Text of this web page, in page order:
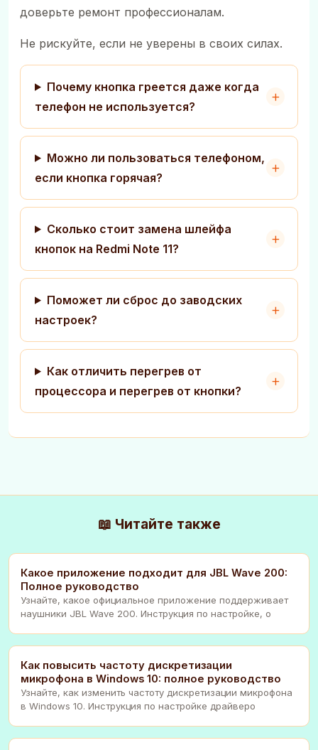
доверьте ремонт профессионалам.
Не рискуйте, если не уверены в своих силах.
Почему кнопка греется даже когда
телефон не используется?
Можно ли пользоваться телефоном,
если кнопка горячая?
Сколько стоит замена шлейфа
кнопок на Redmi Note 11?
Поможет ли сброс до заводских
настроек?
Как отличить перегрев от
процессора и перегрев от кнопки?
📖 Читайте также
Какое приложение подходит для JBL Wave 200:
Полное руководство
Узнайте, какое официальное приложение поддерживает
наушники JBL Wave 200. Инструкция по настройке, о
Как повысить частоту дискретизации
микрофона в Windows 10: полное руководство
Узнайте, как изменить частоту дискретизации микрофона
в Windows 10. Инструкция по настройке драйверо